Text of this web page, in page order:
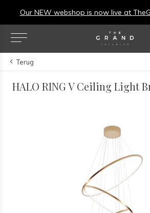
Our NEW webshop is now live at
Terug
HALO RING V Ceiling Light